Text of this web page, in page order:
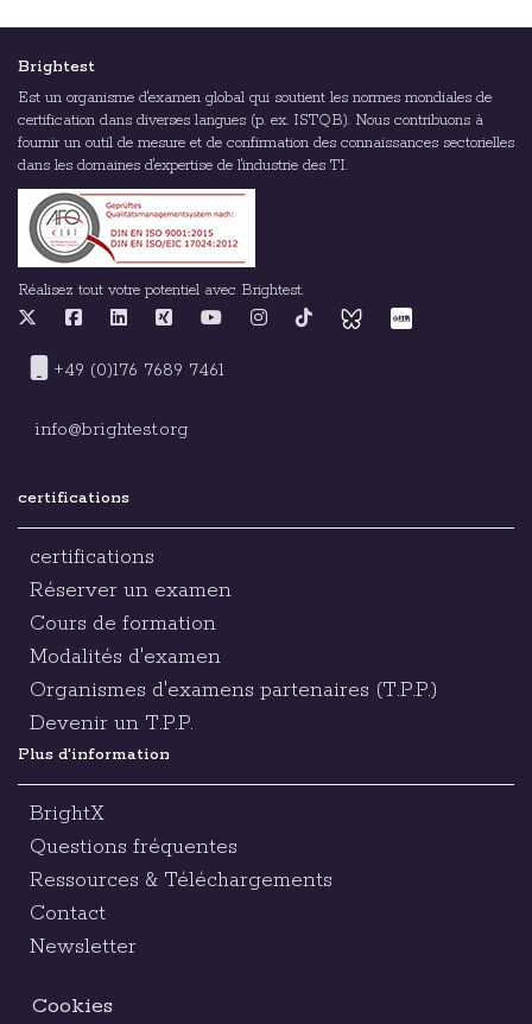
Brightest
Est un organisme d'examen global qui soutient les normes mondiales de
certification dans diverses langues (p. ex. ISTQB). Nous contribuons à
fournir un outil de mesure et de confirmation des connaissances sectorielles
dans les domaines d'expertise de l'industrie des TI.
Réalisez tout votre potentiel avec Brightest.
+49 (0)176 7689 7461
info@brightest.org
certifications
certifications
Réserver un examen
Cours de formation
Modalités d'examen
Organismes d'examens partenaires (T.P.P.)
Devenir un T.P.P.
Plus d'information
BrightX
Questions fréquentes
Ressources & Téléchargements
Contact
Newsletter
Cookies